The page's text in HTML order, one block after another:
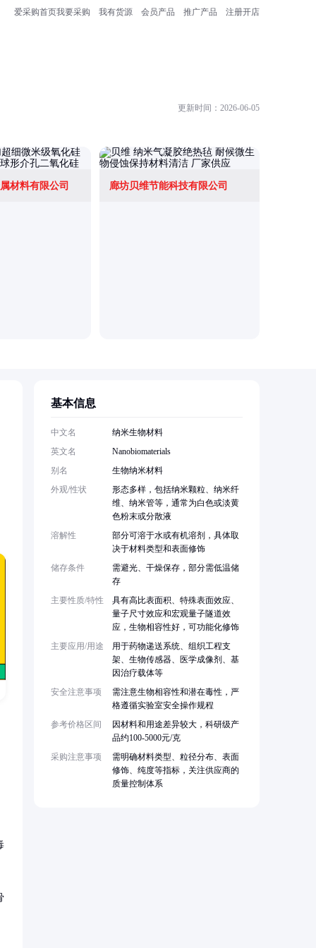
爱采购首页我要采购 我有货源 会员产品 推广产品 注册开店
更新时间：2026-06-05
材料有限公司 廊坊贝维节能科技有限公司
基本信息
中文名
纳米生物材料
英文名
Nanobiomaterials
别名
生物纳米材料
外观/性状
形态多样，包括纳米颗粒、纳米纤
维、纳米管等，通常为白色或淡黄
色粉末或分散液
溶解性
部分可溶于水或有机溶剂，具体取
决于材料类型和表面修饰
储存条件
需避光、干燥保存，部分需低温储
存
主要性质/特性
具有高比表面积、特殊表面效应、
量子尺寸效应和宏观量子隧道效
应，生物相容性好，可功能化修饰
主要应用/用途
用于药物递送系统、组织工程支
架、生物传感器、医学成像剂、基
因治疗载体等
安全注意事项
需注意生物相容性和潜在毒性，严
格遵循实验室安全操作规程
参考价格区间
因材料和用途差异较大，科研级产
品约100-5000元/克
采购注意事项
需明确材料类型、粒径分布、表面
修饰、纯度等指标，关注供应商的
质量控制体系